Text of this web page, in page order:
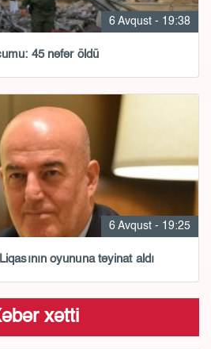
6 Avqust - 19:38
45 nəfər öldü
6 Avqust - 19:25
oyununa təyinat aldı
xətti